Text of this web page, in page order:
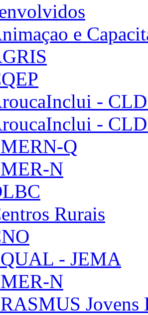
e
-
-
Q
N
Rurais
- JEMA
N
Jovens